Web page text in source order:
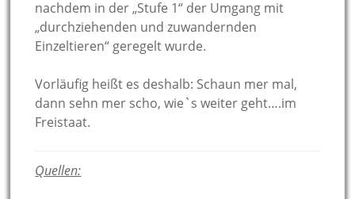
nachdem in der „Stufe 1“ der Umgang mit
„durchziehenden und zuwandernden
Einzeltieren“ geregelt wurde.
Vorläufig heißt es deshalb: Schaun mer mal,
dann sehn mer scho, wie`s weiter geht….im
Freistaat.
Quellen: